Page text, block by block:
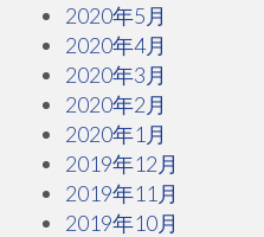
2020年5月
2020年4月
2020年3月
2020年2月
2020年1月
2019年12月
2019年11月
2019年10月